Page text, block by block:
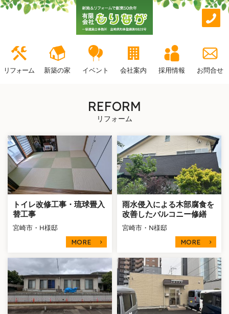
リフォーム 新築の家 イベント 会社案内 採用情報 お問合せ
REFORM
リフォーム
トイレ改修工事・琉球畳入
替工事
宮崎市・H様邸
MORE
雨水侵入による木部腐食を
改善したバルコニー修繕
宮崎市・N様邸
MORE